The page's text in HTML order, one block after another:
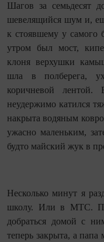
Шагов за семьдесят
шевелящийся шум и,
к стоявшему у самого
утром был мост,
клоня верхушки
шла в полберега,
коричневой
неудержимо катился
накрыта водяным
ужасно маленьким,
будто майский жук в
Несколько минут я
школу. Или в МТС.
добраться домой с
теперь закрыта, а папа